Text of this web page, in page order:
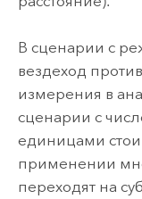
В сценарии с
вездеход
измерения в
сценарии с
единицами
применении
переходят на